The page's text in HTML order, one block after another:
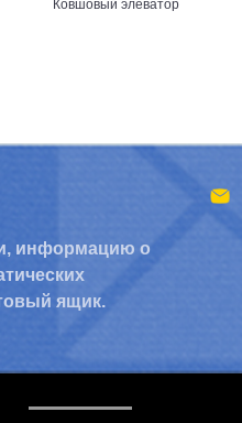
Ковшовый элеватор
информацию о
ящик.